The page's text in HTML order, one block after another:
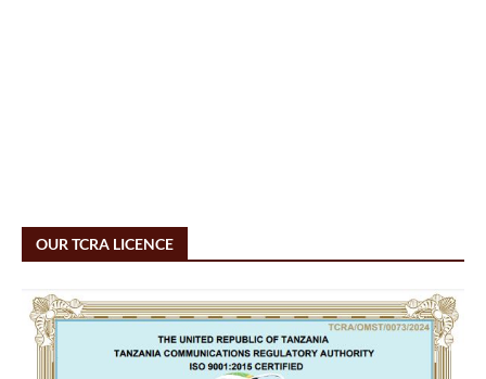
OUR TCRA LICENCE